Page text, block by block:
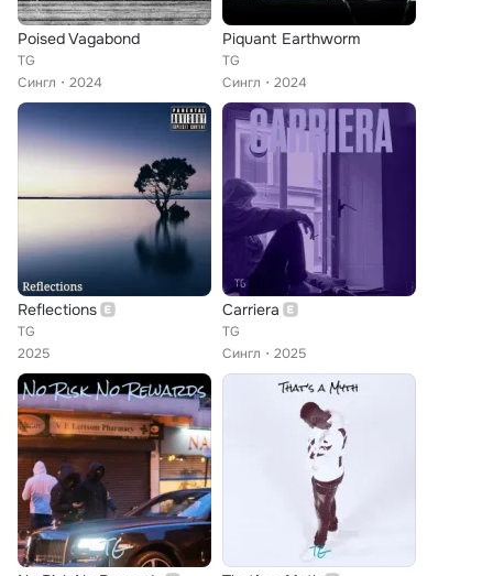
Poised Vagabond
TG
Сингл
2024
Piquant Earthworm
TG
Сингл
2024
Reflections
TG
2025
Carriera
TG
Сингл
2025